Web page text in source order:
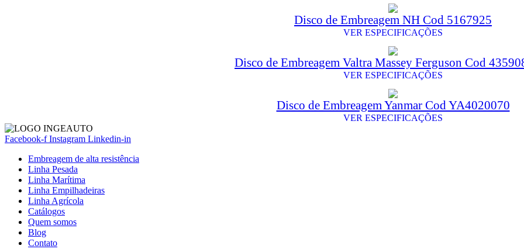
Disco de Embreagem NH Cod 5167925
VER ESPECIFICAÇÕES
Disco de Embreagem Valtra Massey Ferguson Cod
VER ESPECIFICAÇÕES
Disco de Embreagem Yanmar Cod YA4020070
VER ESPECIFICAÇÕES
Facebook-f Instagram Linkedin-in
Embreagem de alta resistência
Linha Pesada
Linha Marítima
Linha Empilhadeiras
Linha Agrícola
Catálogos
Quem somos
Blog
Contato